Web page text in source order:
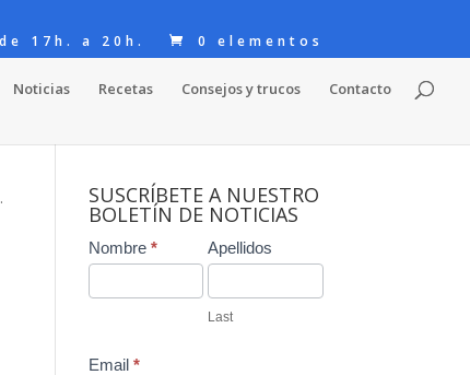
17h. a 20h.
0 elementos
Noticias Recetas Consejos y trucos Contacto
SUSCRÍBETE A NUESTRO
BOLETÍN DE NOTICIAS
Contact
Us
Nombre * Apellidos
Last
Email *